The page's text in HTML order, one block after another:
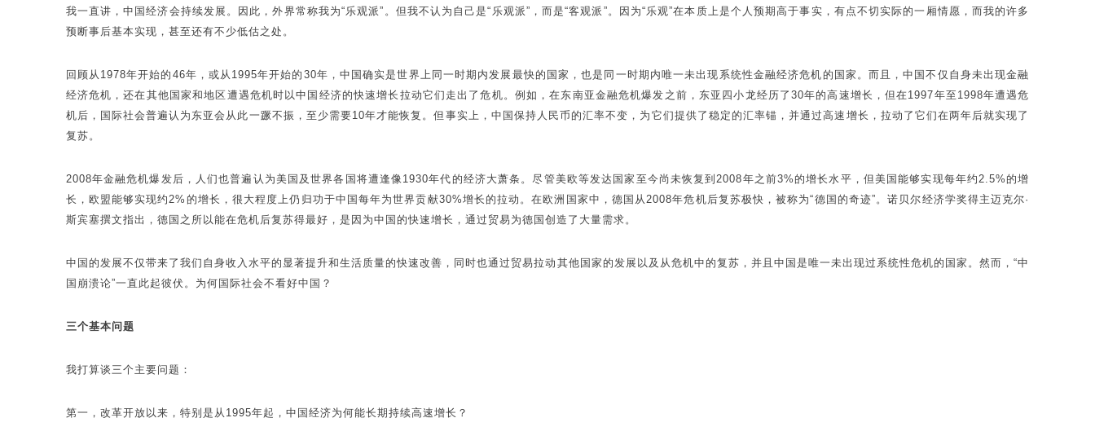
我一直讲，中国经济会持续发展。因此，外界常称我为“乐观派”。但我不认为自己是“乐观派”，而是“客观派”。因为“乐观”在本质上是个人预期高于事实，有点不切实际的一厢情愿，而我的许多
预断事后基本实现，甚至还有不少低估之处。
回顾从1978年开始的46年，或从1995年开始的30年，中国确实是世界上同一时期内发展最快的国家，也是同一时期内唯一未出现系统性金融经济危机的国家。而且，中国不仅自身未出现金融
经济危机，还在其他国家和地区遭遇危机时以中国经济的快速增长拉动它们走出了危机。例如，在东南亚金融危机爆发之前，东亚四小龙经历了30年的高速增长，但在1997年至1998年遭遇危
机后，国际社会普遍认为东亚会从此一蹶不振，至少需要10年才能恢复。但事实上，中国保持人民币的汇率不变，为它们提供了稳定的汇率锚，并通过高速增长，拉动了它们在两年后就实现了
复苏。
2008年金融危机爆发后，人们也普遍认为美国及世界各国将遭逢像1930年代的经济大萧条。尽管美欧等发达国家至今尚未恢复到2008年之前3%的增长水平，但美国能够实现每年约2.5%的增
长，欧盟能够实现约2%的增长，很大程度上仍归功于中国每年为世界贡献30%增长的拉动。在欧洲国家中，德国从2008年危机后复苏极快，被称为“德国的奇迹”。诺贝尔经济学奖得主迈克尔·
斯宾塞撰文指出，德国之所以能在危机后复苏得最好，是因为中国的快速增长，通过贸易为德国创造了大量需求。
中国的发展不仅带来了我们自身收入水平的显著提升和生活质量的快速改善，同时也通过贸易拉动其他国家的发展以及从危机中的复苏，并且中国是唯一未出现过系统性危机的国家。然而，“中
国崩溃论”一直此起彼伏。为何国际社会不看好中国？
三个基本问题
我打算谈三个主要问题：
第一，改革开放以来，特别是从1995年起，中国经济为何能长期持续高速增长？